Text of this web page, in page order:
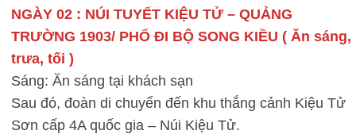
NGÀY 02 : NÚI TUYẾT KIỆU TỬ – QUẢNG
TRƯỜNG 1903/ PHỐ ĐI BỘ SONG KIỀU ( Ăn sáng,
trưa, tối )
Sáng: Ăn sáng tại khách sạn
Sau đó, đoàn di chuyển đến khu thắng cảnh Kiệu Tử
Sơn cấp 4A quốc gia – Núi Kiệu Tử.